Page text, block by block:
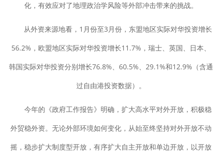
化，有效应对了地理政治学风险等外部冲击带来的挑战。
从外资来源地看，1月份至3月份，东盟地区实际对华投资增长
56.2%，欧盟地区实际对华投资增长11.7%，瑞士、英国、日本、
韩国实际对华投资分别增长76.8%、60.5%、29.1%和12.9%（含通
过自由港投资数据）。
今年的《政府工作报告》明确，扩大高水平对外开放，积极稳
外贸稳外资。无论外部环境如何变化，从始至终坚持对外开放不动
摇，稳步扩大制度型开放，有序扩大自主开放和单边开放，以开放